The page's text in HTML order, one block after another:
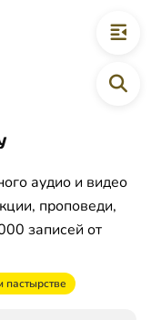
аудио и видео
проповеди,
записей от
пастырстве